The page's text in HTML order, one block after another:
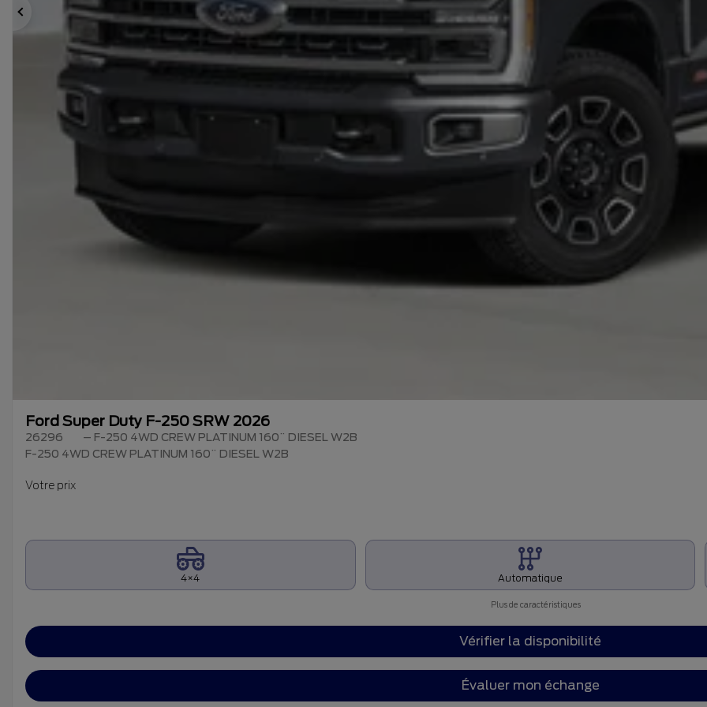
Précédent
Ford Super Duty F-250 SRW 2026
26296
– F-250 4WD CREW PLATINUM 160¨ DIESEL W2B
F-250 4WD CREW PLATINUM 160¨ DIESEL W2B
Votre prix
4×4 Automatique
Plus de caractéristiques
Vérifier la disponibilité
Évaluer mon échange